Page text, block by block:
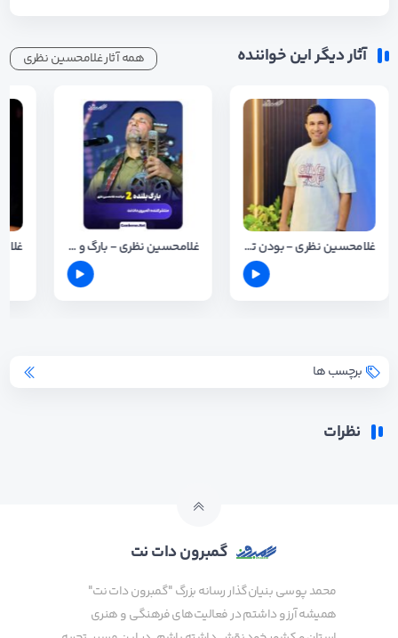
آثار دیگر این خواننده همه آثار غلامحسین نظری
غلامحسین نظری - بودن تو آرامشم غلامحسین نظری - بارگ و بلنده 2
برچسب ها
نظرات
گمبرون دات نت
محمد پوسی بنیان‌گذار رسانه بزرگ "گمبرون دات نت"
همیشه آرزو داشتم در فعالیت‌های فرهنگی و هنری